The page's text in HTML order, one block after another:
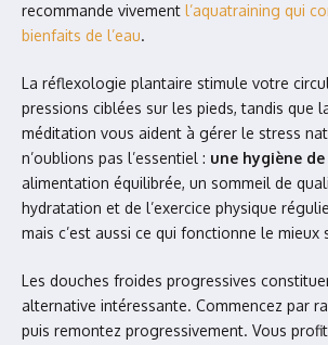
recommande vivement l’aquatraining qui
bienfaits de l’eau.
La réflexologie plantaire stimule votre
pressions ciblées sur les pieds, tandis que
méditation vous aident à gérer le stress
n’oublions pas l’essentiel : une hygiène
alimentation équilibrée, un sommeil de
hydratation et de l’exercice physique
mais c’est aussi ce qui fonctionne le
Les douches froides progressives
alternative intéressante. Commencez par
puis remontez progressivement. Vous